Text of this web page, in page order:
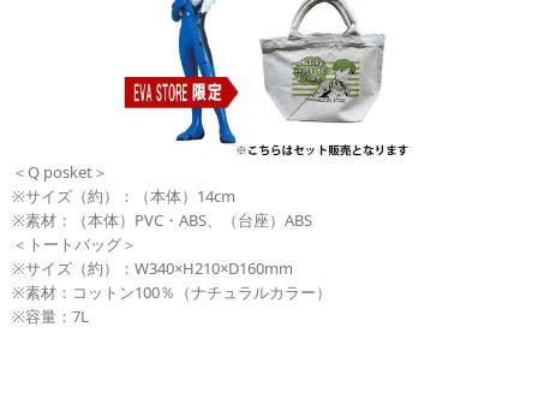
＜Q posket＞
※サイズ（約）：（本体）14cm
※素材：（本体）PVC・ABS、（台座）ABS
＜トートバッグ＞
※サイズ（約）：W340×H210×D160mm
※素材：コットン100％（ナチュラルカラー）
※容量：7L